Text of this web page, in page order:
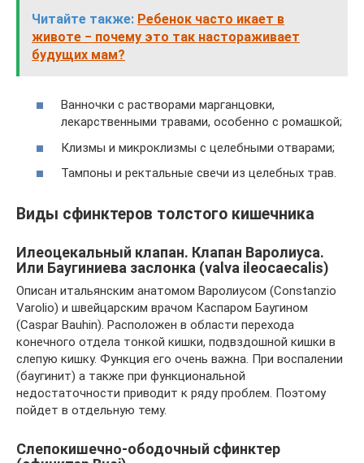
Читайте также: Ребенок часто икает в
животе − почему это так настораживает
будущих мам?
Ванночки с растворами марганцовки,
лекарственными травами, особенно с ромашкой;
Клизмы и микроклизмы с целебными отварами;
Тампоны и ректальные свечи из целебных трав.
Виды сфинктеров толстого кишечника
Илеоцекальный клапан. Клапан Варолиуса.
Или Баугиниева заслонка (valva ileocaecalis)
Описан итальянским анатомом Варолиусом (Constanzio
Varolio) и швейцарским врачом Каспаром Баугином
(Caspar Bauhin). Расположен в области перехода
конечного отдела тонкой кишки, подвздошной кишки в
слепую кишку. Функция его очень важна. При воспалении
(баугинит) а также при функциональной
недостаточности приводит к ряду проблем. Поэтому
пойдет в отдельную тему.
Слепокишечно-ободочный сфинктер